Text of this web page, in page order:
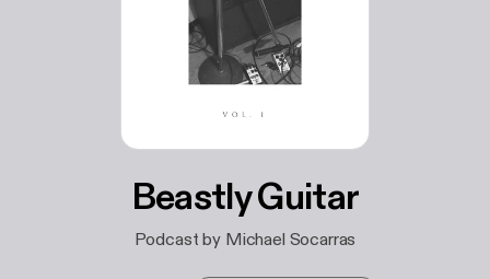
Beastly Guitar
Podcast by Michael Socarras